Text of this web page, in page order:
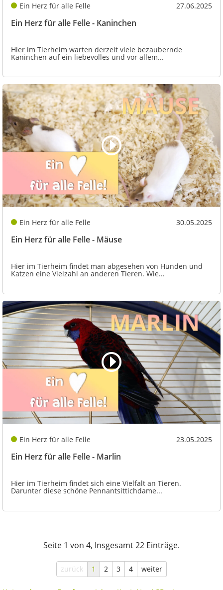
Ein Herz für alle Felle 27.06.2025
Ein Herz für alle Felle - Kaninchen
Hier im Tierheim warten derzeit viele bezaubernde
Kaninchen auf ein liebevolles und vor allem...
Ein Herz für alle Felle 30.05.2025
Ein Herz für alle Felle - Mäuse
Hier im Tierheim findet man abgesehen von Hunden und
Katzen eine Vielzahl an anderen Tieren. Wie...
Ein Herz für alle Felle 23.05.2025
Ein Herz für alle Felle - Marlin
Hier im Tierheim findet sich eine Vielfalt an Tieren.
Darunter diese schöne Pennantsittichdame...
Seite 1 von 4, Insgesamt 22 Einträge.
zurück 1 2 3 4 weiter